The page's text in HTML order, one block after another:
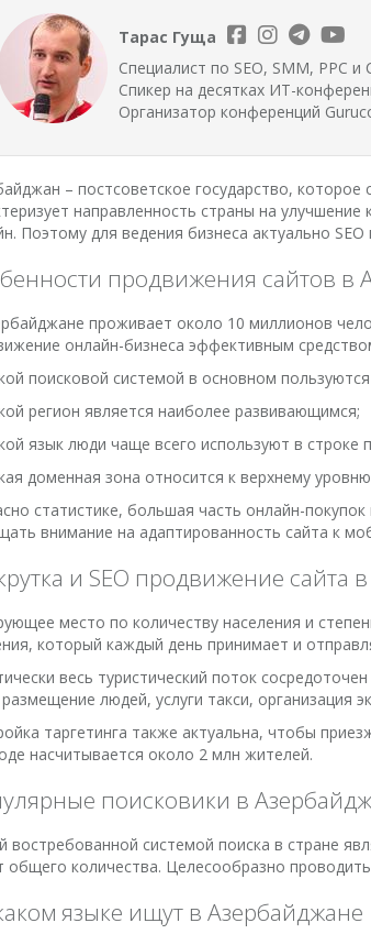
Тарас Гуща
Специалист по SEO, SMM, PPC
Спикер на десятках ИТ-
Организатор конференций
– постсоветское государство,
направленность страны на
Поэтому для ведения бизнеса актуально
продвижения сайтов в
проживает около 10 миллионов
онлайн-бизнеса эффективным
поисковой системой в основном
регион является наиболее развивающимся;
язык люди чаще всего используют в строке
доменная зона относится к верхнему
статистике, большая часть онлайн-
внимание на адаптированность сайта к
и SEO продвижение сайта
место по количеству населения и
который каждый день принимает и
весь туристический поток
людей, услуги такси, организация
таргетинга также актуальна, чтобы
насчитывается около 2 млн жителей.
поисковики в
востребованной системой поиска в стране
общего количества. Целесообразно
языке ищут в Азербайджане